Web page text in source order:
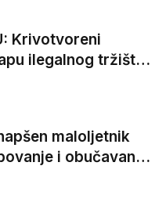
Krivotvoreni
ilegalnog tržišta,
van EU
maloljetnik
i obučavanje
djela